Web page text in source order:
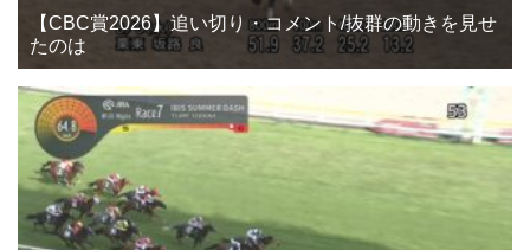
【CBC賞2026】追い切り・コメント/抜群の動きを見せ
たのは